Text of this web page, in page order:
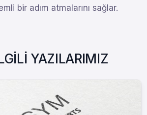
bir adım atmalarını sağlar.
YAZILARIMIZ